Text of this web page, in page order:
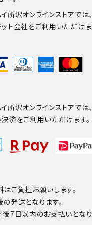
所沢オンラインストアでは、
ト会社をご利用いただけま
所沢オンラインストアでは、
済をご利用いただけます。
ご負担お願いします。
発送となります。
7日以内のお支払いとなり